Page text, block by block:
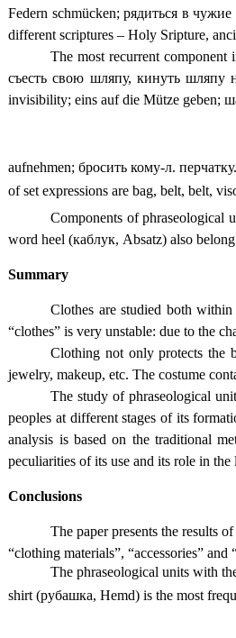
Federn schmücken; рядиться в
different scriptures – Holy Sripture,
The most recurrent component
съесть свою шляпу, кинуть шляпу
invisibility; eins auf die Mütze geben;
aufnehmen; бросить кому-л.
of set expressions are bag, belt, belt,
Components of phraseological
word heel (каблук, Absatz) also
Summary
Clothes are studied both
“clothes” is very unstable: due to the
Clothing not only protects the
jewelry, makeup, etc. The costume
The study of phraseological
peoples at different stages of its
analysis is based on the traditional
peculiarities of its use and its role in the
Conclusions
The paper presents the results
“clothing materials”, “accessories” and
The phraseological units with
shirt (рубашка, Hemd) is the most